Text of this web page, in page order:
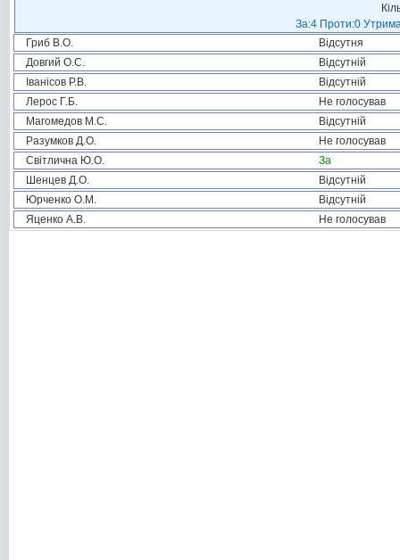
За:4 Проти:0
Гриб В.О.
Відсутня
Довгий О.С.
Відсутній
Іванісов Р.В.
Відсутній
Лерос Г.Б.
Не голосував
Магомедов М.С.
Відсутній
Разумков Д.О.
Не голосував
Світлична Ю.О.
За
Шенцев Д.О.
Відсутній
Юрченко О.М.
Відсутній
Яценко А.В.
Не голосував